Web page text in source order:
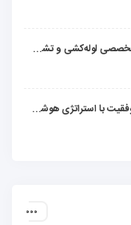
لوله بازکنی قزوین، تخلیه چاه و خدمات تخصصی لوله‌کشی و تشخیص ترکیدگی
آیا پیجهای اینستاگرام درآمد دارند؟ راز موفقیت با استراتژی هوشمندانه